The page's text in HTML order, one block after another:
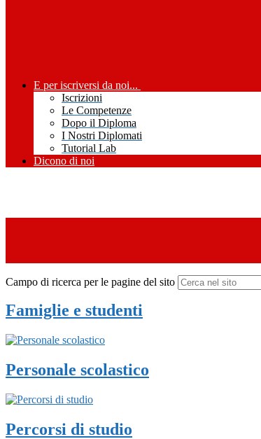
E per iscriversi da noi...
Iscrizioni
Le Competenze
Dopo il Diploma
I Nostri Diplomati
Tutorial Lab
Dicono di noi
Campo di ricerca per le pagine del sito
Famiglie e studenti
Personale scolastico
Percorsi di studio